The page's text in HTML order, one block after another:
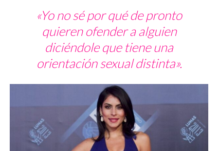
«Yo no sé por qué de pronto
quieren ofender a alguien
diciéndole que tiene una
orientación sexual distinta».